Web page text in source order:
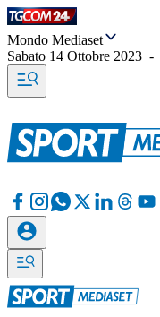
Mondo Mediaset
Sabato 14 Ottobre 2023 -